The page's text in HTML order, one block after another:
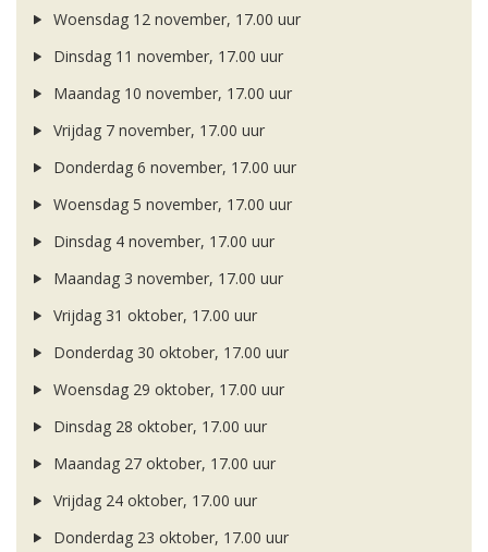
Woensdag 12 november, 17.00 uur
Dinsdag 11 november, 17.00 uur
Maandag 10 november, 17.00 uur
Vrijdag 7 november, 17.00 uur
Donderdag 6 november, 17.00 uur
Woensdag 5 november, 17.00 uur
Dinsdag 4 november, 17.00 uur
Maandag 3 november, 17.00 uur
Vrijdag 31 oktober, 17.00 uur
Donderdag 30 oktober, 17.00 uur
Woensdag 29 oktober, 17.00 uur
Dinsdag 28 oktober, 17.00 uur
Maandag 27 oktober, 17.00 uur
Vrijdag 24 oktober, 17.00 uur
Donderdag 23 oktober, 17.00 uur